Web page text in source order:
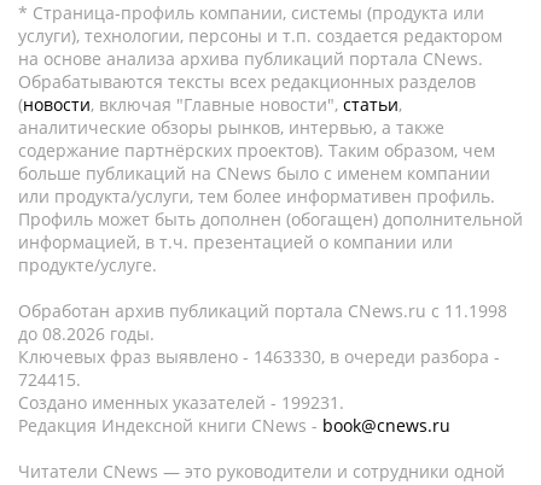
* Страница-профиль компании, системы (продукта или
услуги), технологии, персоны и т.п. создается редактором
на основе анализа архива публикаций портала CNews.
Обрабатываются тексты всех редакционных разделов
(новости, включая "Главные новости", статьи,
аналитические обзоры рынков, интервью, а также
содержание партнёрских проектов). Таким образом, чем
больше публикаций на CNews было с именем компании
или продукта/услуги, тем более информативен профиль.
Профиль может быть дополнен (обогащен) дополнительной
информацией, в т.ч. презентацией о компании или
продукте/услуге.
Обработан архив публикаций портала CNews.ru c 11.1998
до 08.2026 годы.
Ключевых фраз выявлено - 1463330, в очереди разбора -
724415.
Создано именных указателей - 199231.
Редакция Индексной книги CNews - book@cnews.ru
Читатели CNews — это руководители и сотрудники одной